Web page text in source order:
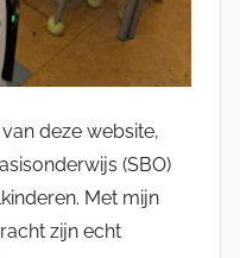
deze website,
(SBO)
Met mijn
zijn echt